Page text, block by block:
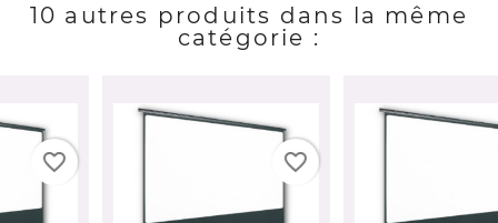
10 autres produits dans la même
catégorie :